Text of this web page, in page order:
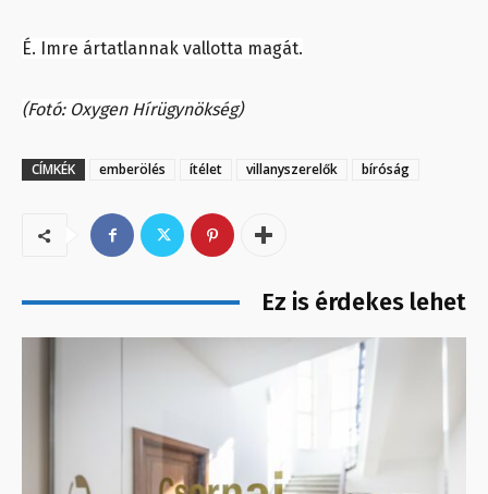
É. Imre ártatlannak vallotta magát.
(Fotó: Oxygen Hírügynökség)
CÍMKÉK emberölés ítélet villanyszerelők bíróság
Ez is érdekes lehet